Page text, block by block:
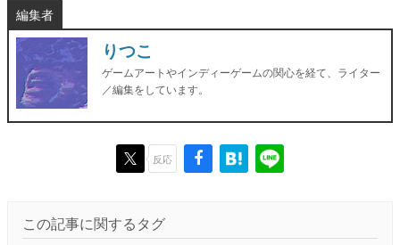
編集者
りつこ
ゲームアートやインディーゲームの関心を経て、ライター
／編集をしています。
反応
この記事に関するタグ